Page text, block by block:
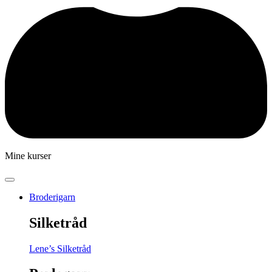
Mine kurser
Broderigarn
Silketråd
Lene’s Silketråd